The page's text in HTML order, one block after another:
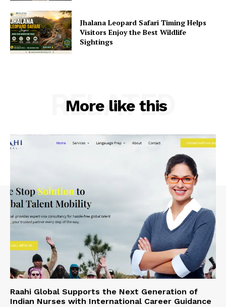
Jhalana Leopard Safari Timing Helps
Visitors Enjoy the Best Wildlife
Sightings
More like this
RELATED
Raahi Global Supports the Next Generation of
Indian Nurses with International Career Guidance